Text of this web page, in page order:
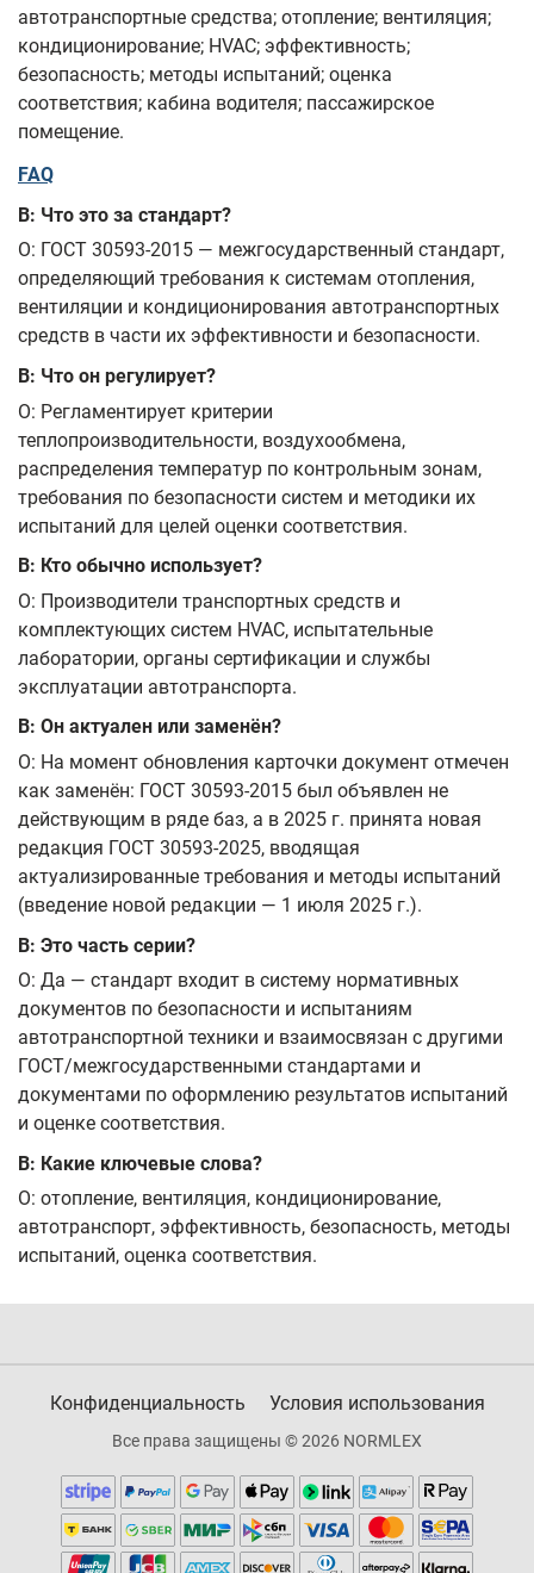
автотранспортные средства; отопление; вентиляция;
кондиционирование; HVAC; эффективность;
безопасность; методы испытаний; оценка
соответствия; кабина водителя; пассажирское
помещение.
FAQ
В: Что это за стандарт?
О: ГОСТ 30593-2015 — межгосударственный стандарт,
определяющий требования к системам отопления,
вентиляции и кондиционирования автотранспортных
средств в части их эффективности и безопасности.
В: Что он регулирует?
О: Регламентирует критерии
теплопроизводительности, воздухообмена,
распределения температур по контрольным зонам,
требования по безопасности систем и методики их
испытаний для целей оценки соответствия.
В: Кто обычно использует?
О: Производители транспортных средств и
комплектующих систем HVAC, испытательные
лаборатории, органы сертификации и службы
эксплуатации автотранспорта.
В: Он актуален или заменён?
О: На момент обновления карточки документ отмечен
как заменён: ГОСТ 30593-2015 был объявлен не
действующим в ряде баз, а в 2025 г. принята новая
редакция ГОСТ 30593-2025, вводящая
актуализированные требования и методы испытаний
(введение новой редакции — 1 июля 2025 г.).
В: Это часть серии?
О: Да — стандарт входит в систему нормативных
документов по безопасности и испытаниям
автотранспортной техники и взаимосвязан с другими
ГОСТ/межгосударственными стандартами и
документами по оформлению результатов испытаний
и оценке соответствия.
В: Какие ключевые слова?
О: отопление, вентиляция, кондиционирование,
автотранспорт, эффективность, безопасность, методы
испытаний, оценка соответствия.
Конфиденциальность Условия использования
Все права защищены © 2026 NORMLEX